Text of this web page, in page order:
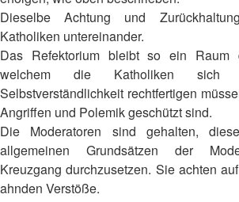
Dieselbe Achtung und
Katholiken untereinander.
Das Refektorium bleibt so ein Raum
welchem die Katholiken
Selbstverständlichkeit rechtfertigen
Angriffen und Polemik geschützt sind.
Die Moderatoren sind gehalten,
allgemeinen Grundsätzen der
Kreuzgang durchzusetzen. Sie achten
ahnden Verstöße.